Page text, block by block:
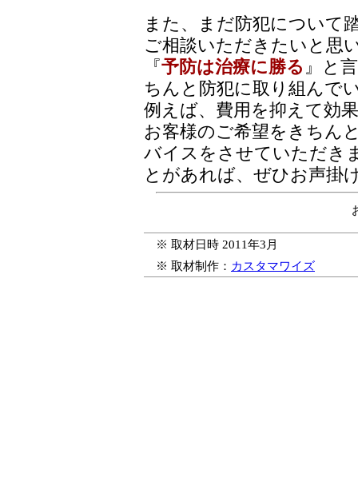
また、まだ防犯について
ご相談いただきたいと思
『予防は治療に勝る 』と
ちんと防犯に取り組んで
例えば、費用を抑えて効
お客様のご希望をきちん
バイスをさせていただき
とがあれば、ぜひお声掛
※ 取材日時 2011年3月
※ 取材制作： カスタマワイズ